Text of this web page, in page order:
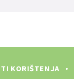
KORIŠTENJA